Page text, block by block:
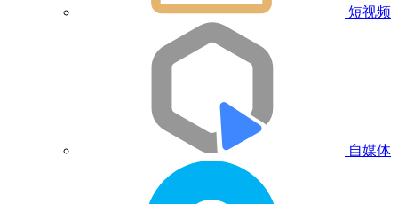
短视频
自媒体